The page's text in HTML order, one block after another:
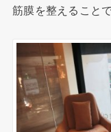
筋膜を整えること